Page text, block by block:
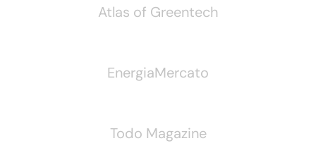
Atlas of Greentech
EnergiaMercato
Todo Magazine